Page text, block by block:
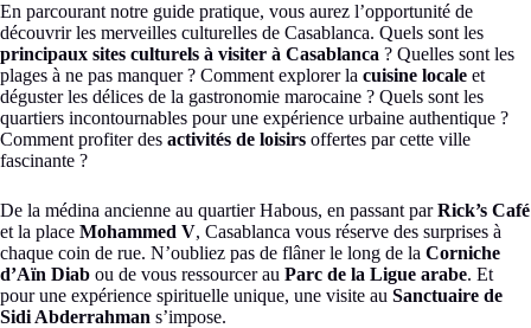
En parcourant notre guide pratique, vous aurez l’opportunité de
découvrir les merveilles culturelles de Casablanca. Quels sont les
principaux sites culturels à visiter à Casablanca ? Quelles sont les
plages à ne pas manquer ? Comment explorer la cuisine locale et
déguster les délices de la gastronomie marocaine ? Quels sont les
quartiers incontournables pour une expérience urbaine authentique ?
Comment profiter des activités de loisirs offertes par cette ville
fascinante ?
De la médina ancienne au quartier Habous, en passant parRick’s Café
et la place Mohammed V, Casablanca vous réserve des surprises à
chaque coin de rue. N’oubliez pas de flâner le long de la Corniche
d’Aïn Diab ou de vous ressourcer au Parc de la Ligue arabe. Et
pour une expérience spirituelle unique, une visite au Sanctuaire de
Sidi Abderrahman s’impose.